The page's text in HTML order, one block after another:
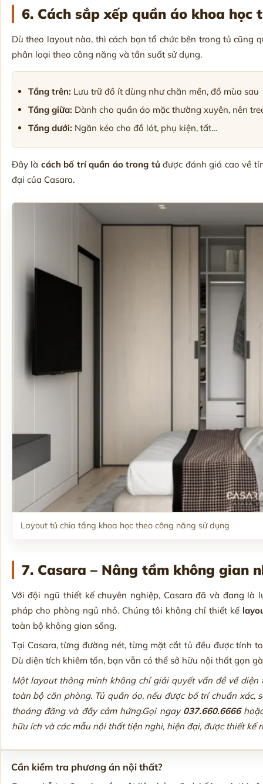
6. Cách sắp xếp quần áo khoa học
Dù theo layout nào, thì cách bạn tổ chức bên trong tủ cũng
phân loại theo công năng và tần suất sử dụng.
Tầng trên: Lưu trữ đồ ít dùng như chăn mền, đồ mùa sau
Tầng giữa: Dành cho quần áo mặc thường xuyên, nên
Tầng dưới: Ngăn kéo cho đồ lót, phụ kiện, tất…
Đây là cách bố trí quần áo trong tủ được đánh giá cao về
đại của Casara.
Layout tủ chia tầng khoa học theo công năng sử dụng
7. Casara – Nâng tầm không gian
Với đội ngũ thiết kế chuyên nghiệp, Casara đã và đang
pháp cho phòng ngủ nhỏ. Chúng tôi không chỉ thiết kế
toàn bộ không gian sống.
Tại Casara, từng đường nét, từng mặt cắt tủ đều được tính
Dù diện tích khiêm tốn, bạn vẫn có thể sở hữu nội thất gọn
Một layout thông minh không chỉ giải quyết vấn đề về
toàn bộ căn phòng. Tủ quần áo, nếu được bố trí chuẩn
thoáng đãng và đầy cảm hứng.Gọi ngay 037.660.6666
hữu ích và các mẫu nội thất tiện nghi, hiện đại, được thiết kế
Cần kiểm tra phương án nội thất?